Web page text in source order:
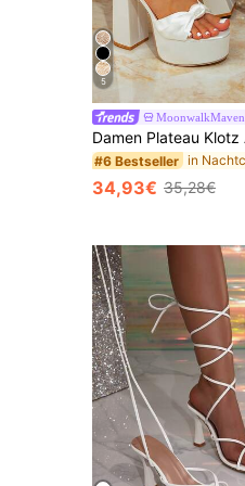
5
MoonwalkMaven
#6 Bestseller
34,93€ 35,28€